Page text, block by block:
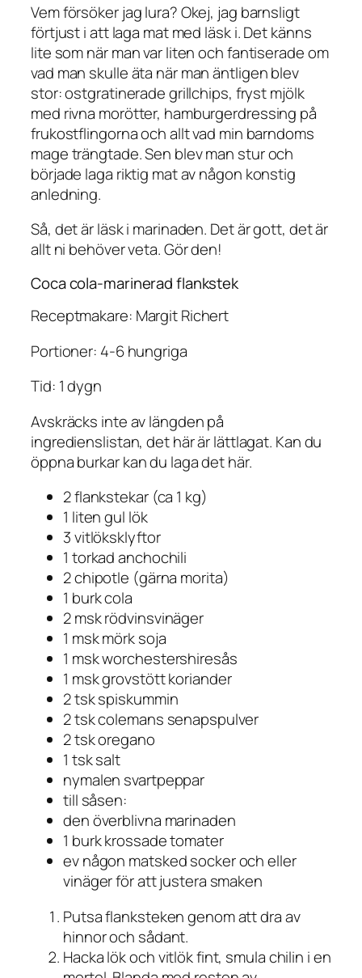
Vem försöker jag lura? Okej, jag barnsligt
förtjust i att laga mat med läsk i. Det känns
lite som när man var liten och fantiserade om
vad man skulle äta när man äntligen blev
stor: ostgratinerade grillchips, fryst mjölk
med rivna morötter, hamburgerdressing på
frukostflingorna och allt vad min barndoms
mage trängtade. Sen blev man stur och
började laga riktig mat av någon konstig
anledning.
Så, det är läsk i marinaden. Det är gott, det är
allt ni behöver veta. Gör den!
Coca cola-marinerad flankstek
Receptmakare: Margit Richert
Portioner: 4-6 hungriga
Tid: 1 dygn
Avskräcks inte av längden på
ingredienslistan, det här är lättlagat. Kan du
öppna burkar kan du laga det här.
2 flankstekar (ca 1 kg)
1 liten gul lök
3 vitlöksklyftor
1 torkad anchochili
2 chipotle (gärna morita)
1 burk cola
2 msk rödvinsvinäger
1 msk mörk soja
1 msk worchestershiresås
1 msk grovstött koriander
2 tsk spiskummin
2 tsk colemans senapspulver
2 tsk oregano
1 tsk salt
nymalen svartpeppar
till såsen:
den överblivna marinaden
1 burk krossade tomater
ev någon matsked socker och eller
vinäger för att justera smaken
Putsa flanksteken genom att dra av
hinnor och sådant.
Hacka lök och vitlök fint, smula chilin i en